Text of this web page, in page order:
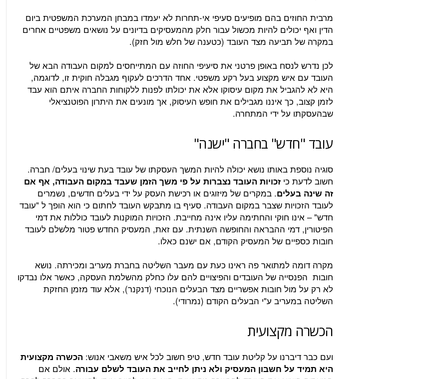
מרבית החוזים בהם מופיעים סעיפי אי-תחרות לא יעמדו במבחן המערכת המשפטית ביום
הדין ואף יכולים להיות מכשול עבור חלק מהמעסיקים בדיונים על נושאים משפטיים אחרים
במקרה של תביעה מצד העובד (כטענה של חלש מול חזק).
לכן נדרש לנסח באופן פרטני את סיעיפי החוזה עם המתייחסים למקום העבודה הבא של
העובד עם איש מקצוע בעל רקע משפטי. אחד הדרכים לעקוף מגבלה חוקית זו, לדוגמה,
היא לא להגביל את מקום עיסוקו אלא את יכולתו לפנות ללקוחות החברה איתם הוא עבד
לזמן קצוב, כך איננו מגבילים את חופש העיסוק, אך מונעים את היתרון הפוטנציאלי
שבהעסקתו על ידי המתחרה.
עובד "חדש" בחברה "ישנה"
סוגיה נוספת באותו נושא יכולה להיות המשך העסקתו של עובד בעת שינוי בעלים/ חברה.
חשוב לדעת כיזכויות העובד נצברות על פי משך הזמן שעבד במקום העבודה, אף אם
זה שינה בעלים. במקרים של מיזוגים או רכישת העסק על ידי בעלים חדשים, נשמרים
לעובד הזכויות שצבר במקום העבודה. סעיף בו מתבקש העובד לחתום כי הוא הופך ל "עובד
חדש" – אינו חוקי והחתימה עליו אינה מחייבת. הזכויות המוקנות לעובד כוללות את דמי
הפיטורין, דמי ההבראה והחופשה השנתית. עם זאת, המעסיק החדש פטור מלשלם לעובד
חובות כספיים של המעסיק הקודם, אם ישנם כאלו.
מקרה דומה למתואר פה ראינו כעת עם מעבר השליטה בחברת מעריב ומכירתה. נושא
חובות הפנסייה של העובדים והפיצויים להם עלו כחלק מהשלמת העסקה, כאשר אלו נבדקו
לא רק על מול חובות אפשריים מצד הבעלים הנוכחי (דנקנר), אלא עוד מזמן החזקת
השליטה במעריב ע"י הבעלים הקודם (נמרודי).
הכשרה מקצועית
ועם כבר דיברנו על קליטת עובד חדש, טיפ חשוב לכל איש משאבי אנוש:הכשרה מקצועית
היא תמיד על חשבון המעסיק ולא ניתן לחייב את העובד לשלם עבורה. אולם אם